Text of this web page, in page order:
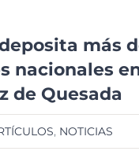
más
nacionales
de Quesada
, NOTICIAS